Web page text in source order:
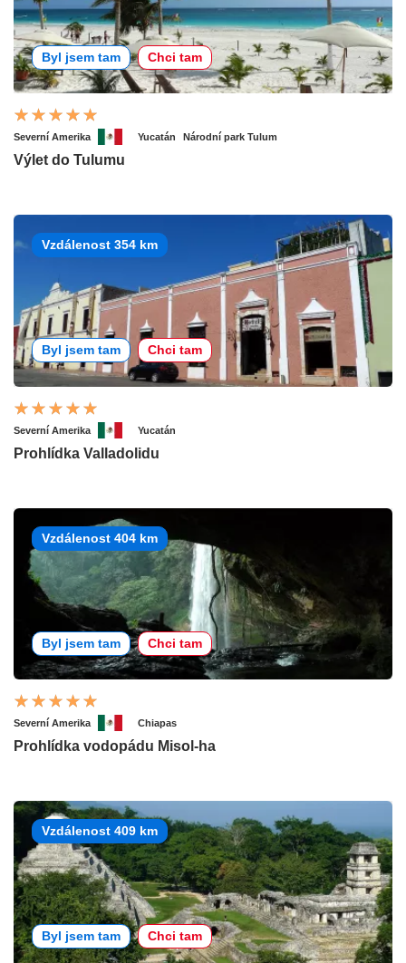
Byl jsem tam Chci tam
Severní Amerika Yucatán Národní park Tulum
Výlet do Tulumu
Vzdálenost 354 km
Byl jsem tam Chci tam
Severní Amerika Yucatán
Prohlídka Valladolidu
Vzdálenost 404 km
Byl jsem tam Chci tam
Severní Amerika Chiapas
Prohlídka vodopádu Misol-ha
Vzdálenost 409 km
Byl jsem tam Chci tam